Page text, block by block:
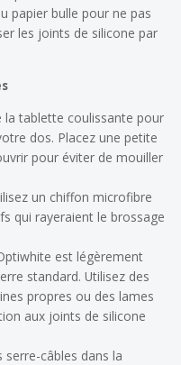
papier bulle pour ne pas
les joints de silicone par
la tablette coulissante pour
dos. Placez une petite
pour éviter de mouiller
un chiffon microfibre
qui rayeraient le brossage
est légèrement
standard. Utilisez des
propres ou des lames
aux joints de silicone
serre-câbles dans la